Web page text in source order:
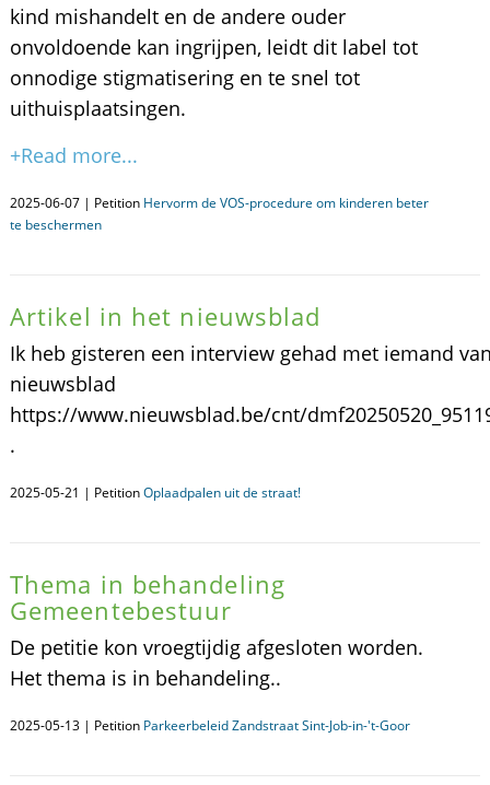
kind mishandelt en de andere ouder
onvoldoende kan ingrijpen, leidt dit label tot
onnodige stigmatisering en te snel tot
uithuisplaatsingen.
+Read more...
2025-06-07 | Petition Hervorm de VOS-procedure om kinderen beter
te beschermen
Artikel in het nieuwsblad
Ik heb gisteren een interview gehad met iemand
nieuwsblad
https://www.nieuwsblad.be/cnt/
.
2025-05-21 | PetitionOplaadpalen uit de straat!
Thema in behandeling
Gemeentebestuur
De petitie kon vroegtijdig afgesloten worden.
Het thema is in behandeling..
2025-05-13 | Petition Parkeerbeleid Zandstraat Sint-Job-in-'t-Goor